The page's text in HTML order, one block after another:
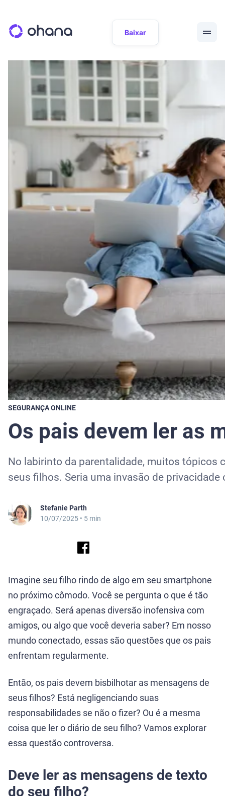
Baixar
SEGURANÇA ONLINE
Os pais devem ler as
No labirinto da parentalidade, muitos tópicos
seus filhos. Seria uma invasão de
Stefanie Parth
10/07/2025 • 5 min
Imagine seu filho rindo de algo em seu smartphone
no próximo cômodo. Você se pergunta o que é tão
engraçado. Será apenas diversão inofensiva com
amigos, ou algo que você deveria saber? Em nosso
mundo conectado, essas são questões que os pais
enfrentam regularmente.
Então, os pais devem bisbilhotar as mensagens de
seus filhos? Está negligenciando suas
responsabilidades se não o fizer? Ou é a mesma
coisa que ler o diário de seu filho? Vamos explorar
essa questão controversa.
Deve ler as mensagens de texto
do seu filho?